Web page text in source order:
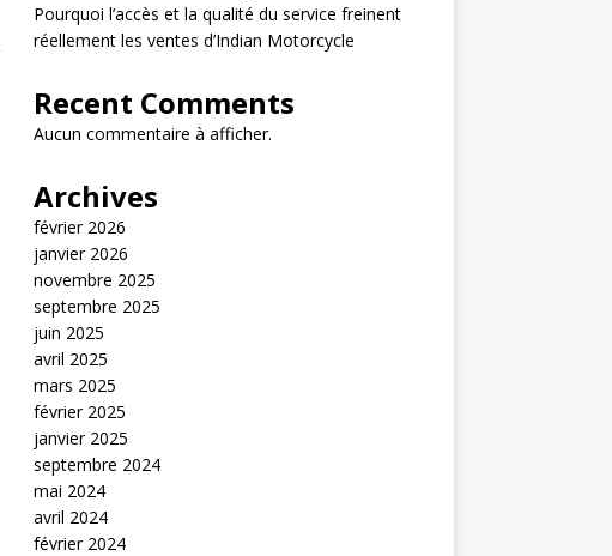
Pourquoi l’accès et la qualité du service freinent
réellement les ventes d’Indian Motorcycle
Recent Comments
Aucun commentaire à afficher.
Archives
février 2026
janvier 2026
novembre 2025
septembre 2025
juin 2025
avril 2025
mars 2025
février 2025
janvier 2025
septembre 2024
mai 2024
avril 2024
février 2024